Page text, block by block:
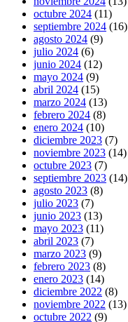
octubre 2024 (11)
septiembre 2024 (16)
agosto 2024 (9)
julio 2024 (6)
junio 2024 (12)
mayo 2024 (9)
abril 2024 (15)
marzo 2024 (13)
febrero 2024 (8)
enero 2024 (10)
diciembre 2023 (7)
noviembre 2023 (14)
octubre 2023 (7)
septiembre 2023 (14)
agosto 2023 (8)
julio 2023 (7)
junio 2023 (13)
mayo 2023 (11)
abril 2023 (7)
marzo 2023 (9)
febrero 2023 (8)
enero 2023 (14)
diciembre 2022 (8)
noviembre 2022 (13)
octubre 2022 (9)